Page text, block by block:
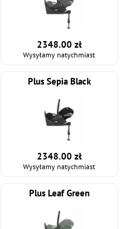
2348.00 zł
Wysyłamy natychmiast
Plus Sepia Black
2348.00 zł
Wysyłamy natychmiast
Plus Leaf Green